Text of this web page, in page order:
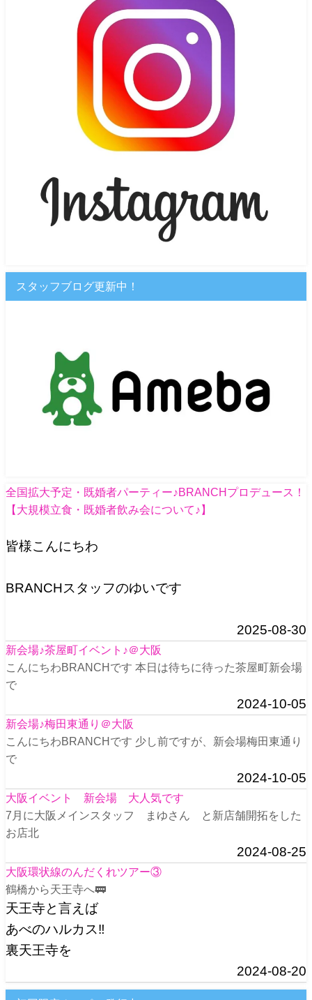
スタッフブログ更新中！
全国拡大予定・既婚者パーティー♪BRANCHプロデュース！
【大規模立食・既婚者飲み会について♪】
皆様こんにちわ
BRANCHスタッフのゆいです
2025-08-30
新会場♪茶屋町イベント♪＠大阪
こんにちわBRANCHです 本日は待ちに待った茶屋町新会場
で
2024-10-05
新会場♪梅田東通り＠大阪
こんにちわBRANCHです 少し前ですが、新会場梅田東通り
で
2024-10-05
大阪イベント 新会場 大人気です
7月に大阪メインスタッフ まゆさん と新店舗開拓をした
お店北
2024-08-25
大阪環状線のんだくれツアー③
鶴橋から天王寺へ🚃
天王寺と言えば
あべのハルカス‼️
裏天王寺を
2024-08-20